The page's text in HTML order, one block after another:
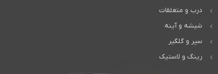
درب و متعلقات
شیشه و آینه
سپر و گلگیر
رینگ و لاستیک